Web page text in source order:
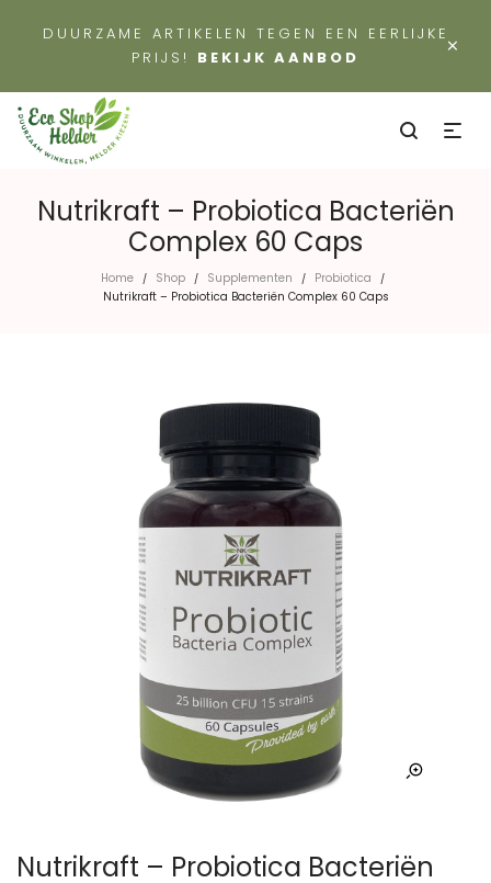
×
DUURZAME ARTIKELEN TEGEN EEN EERLIJKE
PRIJS! BEKIJK AANBOD
Nutrikraft – Probiotica Bacteriën
Complex 60 Caps
Home / Shop / Supplementen / Probiotica /
Nutrikraft – Probiotica Bacteriën Complex 60 Caps
Nutrikraft – Probiotica Bacteriën